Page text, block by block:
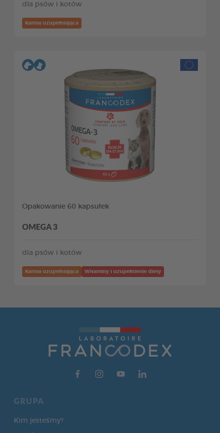
dla psów i kotów
Karma uzupełniająca
Opakowanie 60 kapsułek
OMEGA 3
dla psów i kotów
Karma uzupełniająca Witaminy i uzupełnienie diety
GRUPA
Kim jesteśmy?